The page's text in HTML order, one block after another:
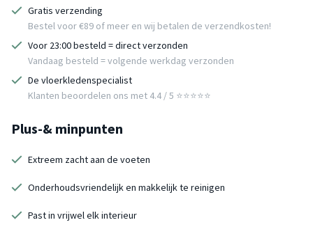
Gratis verzending
Bestel voor €89 of meer en wij betalen de verzendkosten!
Voor 23:00 besteld = direct verzonden
Vandaag besteld = volgende werkdag verzonden
De vloerkledenspecialist
Klanten beoordelen ons met 4.4 / 5 ⭐⭐⭐⭐⭐
Plus-& minpunten
Extreem zacht aan de voeten
Onderhoudsvriendelijk en makkelijk te reinigen
Past in vrijwel elk interieur